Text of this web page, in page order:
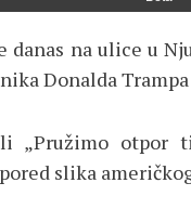
danas na ulice u
Donalda
„Pružimo otpor
slika